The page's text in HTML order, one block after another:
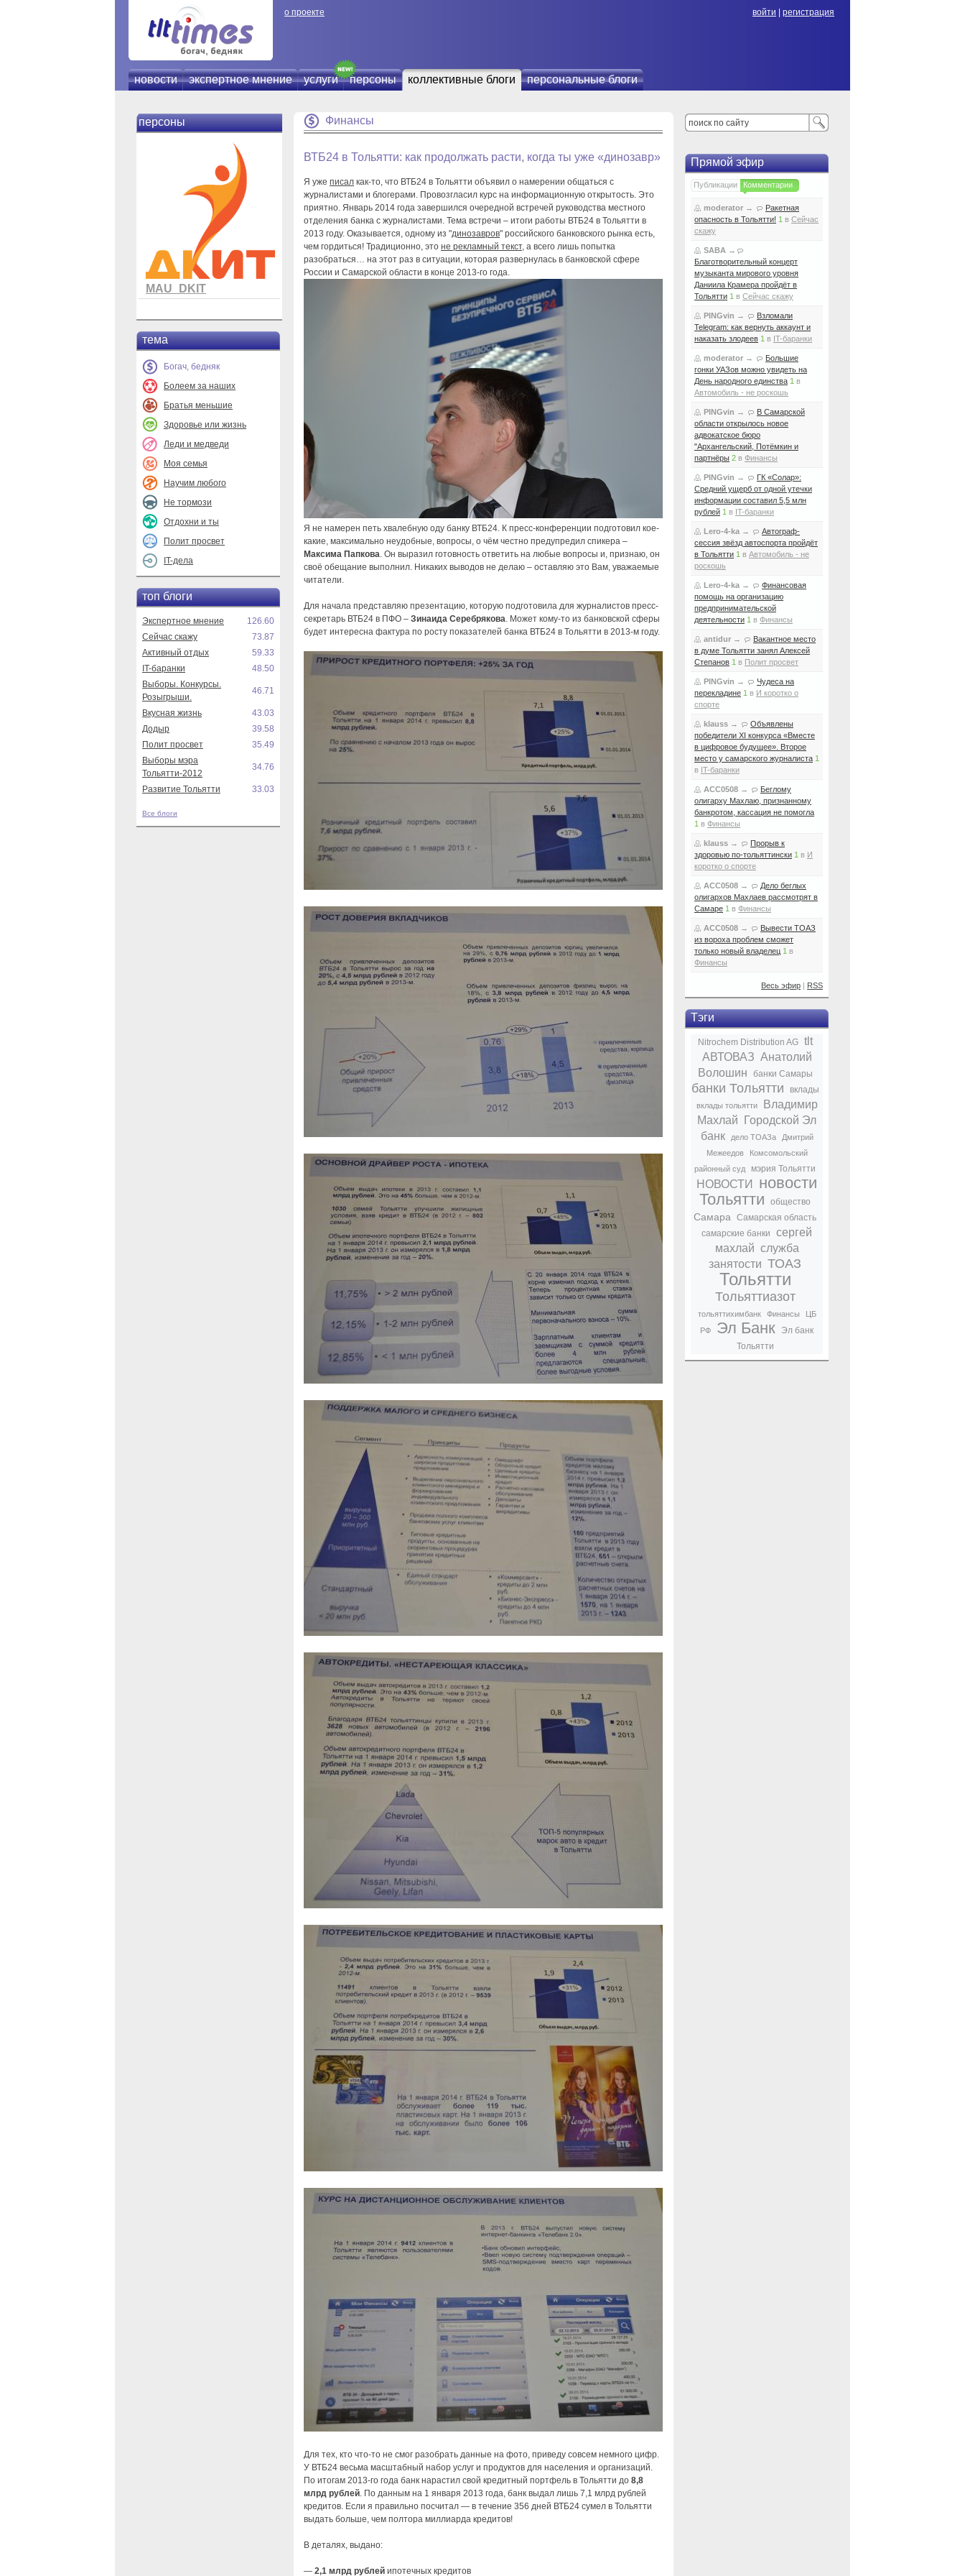
о проекте войти регистрация
новости экспертное мнение услуги персоны коллективные блоги персональные блоги
персоны
MAU_DKIT
тема
Богач, бедняк
Болеем за наших
Братья меньшие
Здоровье или жизнь
Леди и медведи
Моя семья
Научим любого
Не тормози
Отдохни и ты
Полит просвет
IT-дела
топ блоги
Экспертное мнение
126.60
Сейчас скажу
73.87
Активный отдых
59.33
IT-баранки
48.50
Выборы. Конкурсы.
Розыгрыши.
46.71
Вкусная жизнь
43.03
Додыр
39.58
Полит просвет
35.49
Выборы мэра
Тольятти-2012
34.76
Развитие Тольятти 33.03
Все блоги
Финансы
ВТБ24 в Тольятти: как продолжать расти, когда ты уже «динозавр»
Я уже писал как-то, что ВТБ24 в Тольятти объявил о намерении общаться с
журналистами и блогерами. Провозгласил курс на информационную открытость. Это
приятно. Январь 2014 года завершился очередной встречей руководства местного
отделения банка с журналистами. Тема встречи – итоги работы ВТБ24 в Тольятти в
2013 году. Оказывается, одному из "динозавров" российского банковского рынка есть,
чем гордиться! Традиционно, это не рекламный текст, а всего лишь попытка
разобраться… на этот раз в ситуации, которая развернулась в банковской сфере
России и Самарской области в конце 2013-го года.
Я не намерен петь хвалебную оду банку ВТБ24. К пресс-конференции подготовил кое-
какие, максимально неудобные, вопросы, о чём честно предупредил спикера –
Максима Папкова. Он выразил готовность ответить на любые вопросы и, признаю, он
своё обещание выполнил. Никаких выводов не делаю – оставляю это Вам, уважаемые
читатели.
Для начала представляю презентацию, которую подготовила для журналистов пресс-
секретарь ВТБ24 в ПФО – Зинаида Серебрякова. Может кому-то из банковской сферы
будет интересна фактура по росту показателей банка ВТБ24 в Тольятти в 2013-м году.
Для тех, кто что-то не смог разобрать данные на фото, приведу совсем немного цифр.
У ВТБ24 весьма масштабный набор услуг и продуктов для населения и организаций.
По итогам 2013-го года банк нарастил свой кредитный портфель в Тольятти до 8,8
млрд рублей. По данным на 1 января 2013 года, банк выдал лишь 7,1 млрд рублей
кредитов. Если я правильно посчитал — в течение 356 дней ВТБ24 сумел в Тольятти
выдать больше, чем полтора миллиарда кредитов!
В деталях, выдано:
— 2,1 млрд рублей ипотечных кредитов
Прямой эфир
Публикации Комментарии
moderator →
Ракетная
опасность в Тольятти! 1 в Сейчас
скажу
SABA →
Благотворительный концерт
музыканта мирового уровня
Даниила Крамера пройдёт в
Тольятти 1 в Сейчас скажу
PINGvin →
Взломали
Telegram: как вернуть аккаунт и
наказать злодеев 1 в IT-баранки
moderator →
Большие
гонки УАЗов можно увидеть на
День народного единства 1 в
Автомобиль - не роскошь
PINGvin →
В Самарской
области открылось новое
адвокатское бюро
"Архангельский, Потёмкин и
партнёры 2 в Финансы
PINGvin →
ГК «Солар»:
Средний ущерб от одной утечки
информации составил 5,5 млн
рублей 1 в IT-баранки
Lero-4-ka →
Автограф-
сессия звёзд автоспорта пройдёт
в Тольятти 1 в Автомобиль - не
роскошь
Lero-4-ka →
Финансовая
помощь на организацию
предпринимательской
деятельности 1 в Финансы
antidur →
Вакантное место
в думе Тольятти занял Алексей
Степанов 1 в Полит просвет
PINGvin →
Чудеса на
перекладине 1 в И коротко о
спорте
klauss →
Объявлены
победители XI конкурса «Вместе
в цифровое будущее». Второе
место у самарского журналиста 1
в IT-баранки
ACC0508 →
Беглому
олигарху Махлаю, признанному
банкротом, кассация не помогла
1 в Финансы
klauss →
Прорыв к
здоровью по-тольяттински 1 в И
коротко о спорте
ACC0508 →
Дело беглых
олигархов Махлаев рассмотрят в
Самаре 1 в Финансы
ACC0508 →
Вывести ТОАЗ
из вороха проблем сможет
только новый владелец 1 в
Финансы
Весь эфир | RSS
Тэги
Nitrochem Distribution AG
tlt
АВТОВАЗ Анатолий
Волошин
банки Самары
банки Тольятти вклады
вклады тольятти
Владимир
Махлай
Городской Эл
банк
дело ТОАЗа
Дмитрий
Межеедов
Комсомольский
районный суд
мэрия Тольятти
НОВОСТИ
новости
Тольятти
общество
Самара
Самарская область
самарские банки
сергей
махлай служба
занятости ТОАЗ
Тольятти
Тольяттиазот
тольяттихимбанк Финансы
ЦБ
РФ
Эл Банк
Эл банк
Тольятти